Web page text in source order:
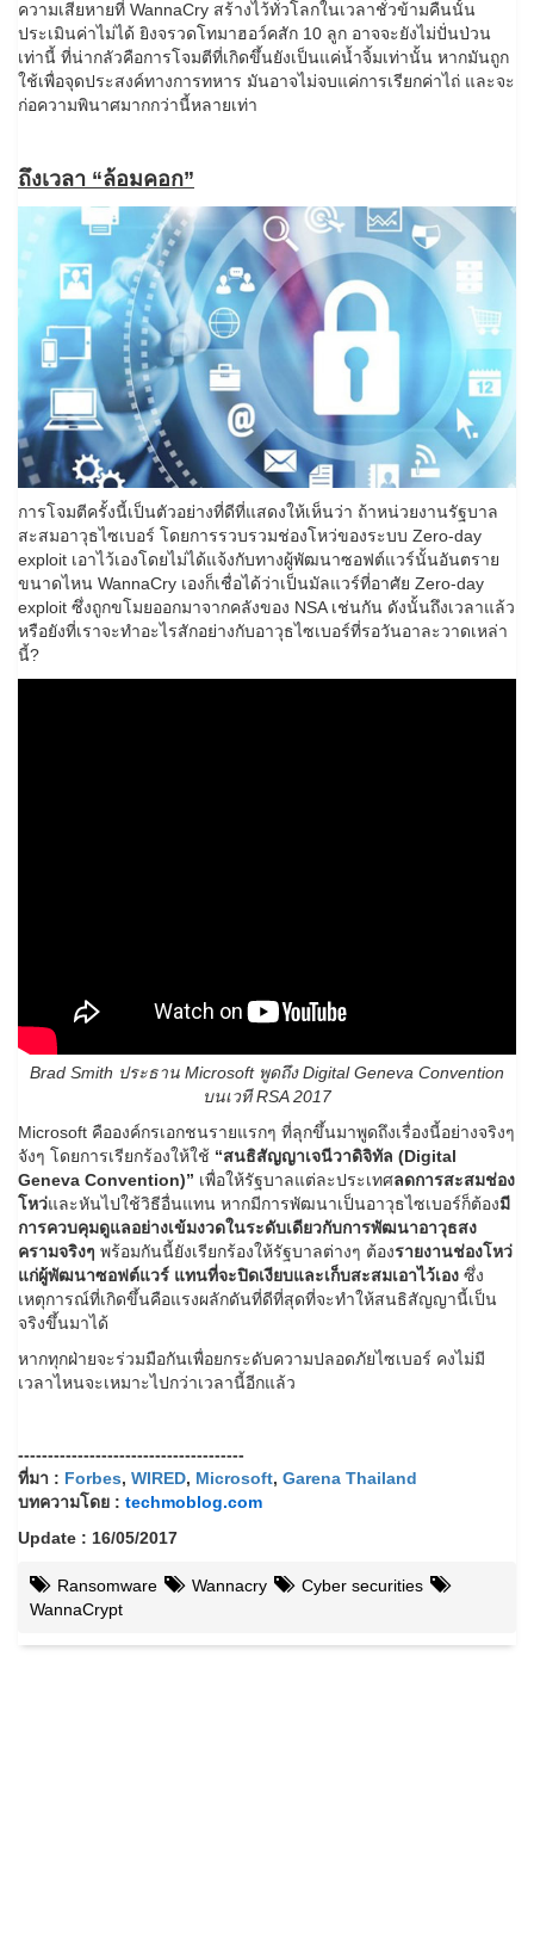
ความเสียหายที่ WannaCry สร้างไว้ทั่วโลกในเวลาชั่วข้ามคืนนั้น
ประเมินค่าไม่ได้ ยิงจรวดโทมาฮอว์คสัก 10 ลูก อาจจะยังไม่ปั่นป่วน
เท่านี้ ที่น่ากลัวคือการโจมตีที่เกิดขึ้นยังเป็นแค่น้ำจิ้มเท่านั้น หากมันถูก
ใช้เพื่อจุดประสงค์ทางการทหาร มันอาจไม่จบแค่การเรียกค่าไถ่ และจะ
ก่อความพินาศมากกว่านี้หลายเท่า
ถึงเวลา “ล้อมคอก”
การโจมตีครั้งนี้เป็นตัวอย่างที่ดีที่แสดงให้เห็นว่า ถ้าหน่วยงานรัฐบาล
สะสมอาวุธไซเบอร์ โดยการรวบรวมช่องโหว่ของระบบ Zero-day
exploit เอาไว้เองโดยไม่ได้แจ้งกับทางผู้พัฒนาซอฟต์แวร์นั้นอันตราย
ขนาดไหน WannaCry เองก็เชื่อได้ว่าเป็นมัลแวร์ที่อาศัย Zero-day
exploit ซึ่งถูกขโมยออกมาจากคลังของ NSA เช่นกัน ดังนั้นถึงเวลาแล้ว
หรือยังที่เราจะทำอะไรสักอย่างกับอาวุธไซเบอร์ที่รอวันอาละวาดเหล่า
นี้?
Brad Smith ประธาน Microsoft พูดถึง Digital Geneva Convention
บนเวที RSA 2017
Microsoft คือองค์กรเอกชนรายแรกๆ ที่ลุกขึ้นมาพูดถึงเรื่องนี้อย่างจริงๆ
จังๆ โดยการเรียกร้องให้ใช้ “สนธิสัญญาเจนีวาดิจิทัล (Digital
Geneva Convention)” เพื่อให้รัฐบาลแต่ละประเทศลดการสะสมช่อง
โหว่และหันไปใช้วิธีอื่นแทน หากมีการพัฒนาเป็นอาวุธไซเบอร์ก็ต้องมี
การควบคุมดูแลอย่างเข้มงวดในระดับเดียวกับการพัฒนาอาวุธสง
ครามจริงๆ พร้อมกันนี้ยังเรียกร้องให้รัฐบาลต่างๆ ต้องรายงานช่องโหว่
แก่ผู้พัฒนาซอฟต์แวร์ แทนที่จะปิดเงียบและเก็บสะสมเอาไว้เอง ซึ่ง
เหตุการณ์ที่เกิดขึ้นคือแรงผลักดันที่ดีที่สุดที่จะทำให้สนธิสัญญานี้เป็น
จริงขึ้นมาได้
หากทุกฝ่ายจะร่วมมือกันเพื่อยกระดับความปลอดภัยไซเบอร์ คงไม่มี
เวลาไหนจะเหมาะไปกว่าเวลานี้อีกแล้ว
--------------------------------------
ที่มา : Forbes, WIRED, Microsoft, Garena Thailand
บทความโดย : techmoblog.com
Update : 16/05/2017
Ransomware Wannacry
Cyber securities
WannaCrypt